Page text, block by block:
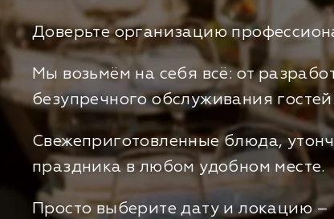
Доверьте организацию
Мы возьмём на себя всё: от
безупречного обслуживания гостей.
Свежеприготовленные блюда,
праздника в любом удобном месте.
Просто выберите дату и локацию